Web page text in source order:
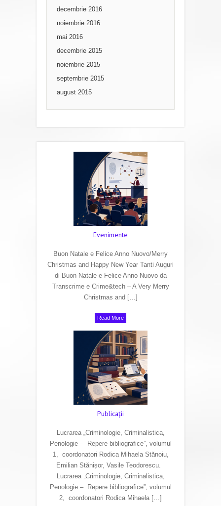
decembrie 2016
noiembrie 2016
mai 2016
decembrie 2015
noiembrie 2015
septembrie 2015
august 2015
Evenimente
Buon Natale e Felice Anno Nuovo/Merry
Christmas and Happy New Year Tanti Auguri
di Buon Natale e Felice Anno Nuovo da
Transcrime e Crime&tech – A Very Merry
Christmas and […]
Read More
Publicaţii
Lucrarea „Criminologie, Criminalistica,
Penologie – Repere bibliografice”, volumul
1, coordonatori Rodica Mihaela Stănoiu,
Emilian Stănișor, Vasile Teodorescu.
Lucrarea „Criminologie, Criminalistica,
Penologie – Repere bibliografice”, volumul
2, coordonatori Rodica Mihaela […]